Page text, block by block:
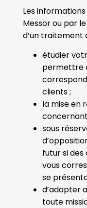
Les
Messor ou par
d’un traitement
étudier
permettre
clients ;
la mise en
sous
futur si
vous
se
d’adapter
toute